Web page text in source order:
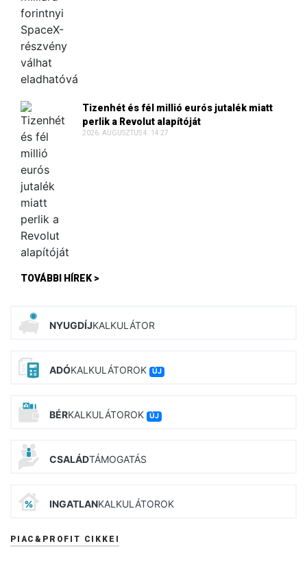
Tizenhét és fél millió eurós jutalék miatt
perlik a Revolut alapítóját
2026. AUGUSZTUS 4. 14:27
TOVÁBBI HÍREK >
NYUGDÍJKALKULÁTOR
ADÓKALKULÁTOROK ÚJ
BÉRKALKULÁTOROK ÚJ
CSALÁDTÁMOGATÁS
INGATLANKALKULÁTOROK
PIAC&PROFIT CIKKEI